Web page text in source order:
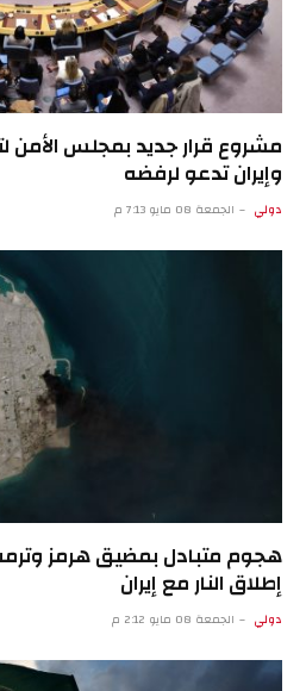
مشروع قرار جديد بمجلس الأمن
وإيران تدعو لرفضه
دولي الجمعة 08 مايو 7:13 م
هجوم متبادل بمضيق هرمز
إطلاق النار مع إيران
دولي الجمعة 08 مايو 2:12 م